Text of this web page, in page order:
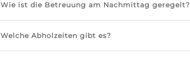
Wie ist die Betreuung am Nachmittag geregelt?
Welche Abholzeiten gibt es?